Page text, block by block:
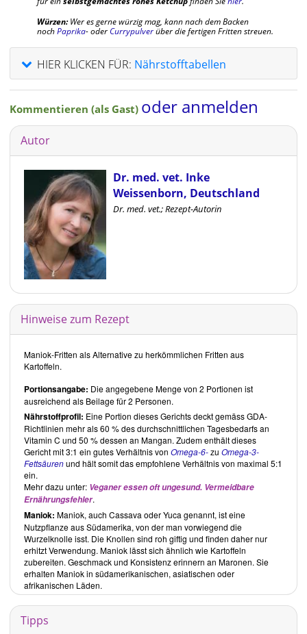
Würzen:Wer es gerne würzig mag, kann nach dem Backen
nochPaprika- oder Currypulverüber die fertigen Fritten streuen.
HIER KLICKEN FÜR: Nährstofftabellen
Kommentieren (als Gast) oder anmelden
Autor
Dr. med. vet. Inke
Weissenborn, Deutschland
Dr. med. vet.; Rezept-Autorin
Hinweise zum Rezept
Maniok-Fritten als Alternative zu herkömmlichen Fritten aus
Kartoffeln.
Portionsangabe: Die angegebene Menge von 2 Portionen ist
ausreichend als Beilage für 2 Personen.
Nährstoffprofil: Eine Portion dieses Gerichts deckt gemäss GDA-
Richtlinien mehr als 60 % des durchschnittlichen Tagesbedarfs an
Vitamin C und 50 % dessen an Mangan. Zudem enthält dieses
Gericht mit 3:1 ein gutes Verhältnis von Omega-6-zu Omega-3-
Fettsäurenund hält somit das empfohlene Verhältnis von maximal 5:1
ein.
Mehr dazu unter: Veganer essen oft ungesund. Vermeidbare
Ernährungsfehler.
Maniok: Maniok, auch Cassava oder Yuca genannt, ist eine
Nutzpflanze aus Südamerika, von der man vorwiegend die
Wurzelknolle isst. Die Knollen sind roh giftig und finden daher nur
erhitzt Verwendung. Maniok lässt sich ähnlich wie Kartoffeln
zubereiten. Geschmack und Konsistenz erinnern an Maronen. Sie
erhalten Maniok in südamerikanischen, asiatischen oder
afrikanischen Läden.
Tipps